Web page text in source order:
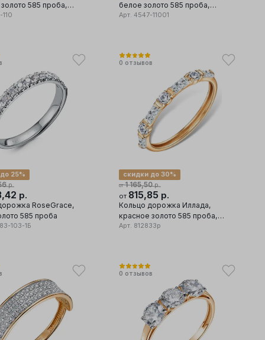
585 проба,
белое золото 585 проба,
вставка бриллиант
Арт. 4547-11001
р.
25%
р.
RoseGrace,
585 проба
103-1Б
0 отзывов
от1 165,50р.
скидки до 30%
от 815,85 р.
Кольцо дорожка Иллада,
красное золото 585 проба,
вставка фианит
Арт. 812833р
0 отзывов